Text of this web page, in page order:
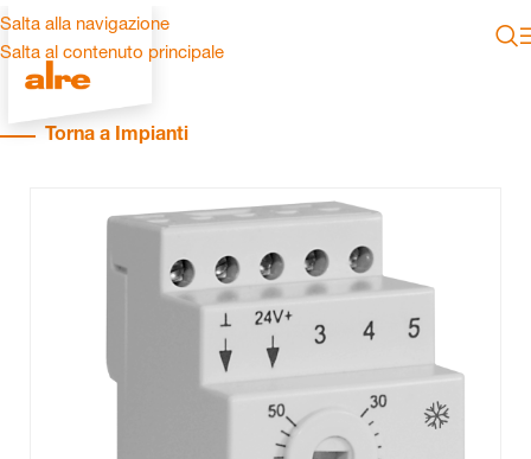
Salta alla navigazione
Salta al contenuto principale
Torna a Impianti